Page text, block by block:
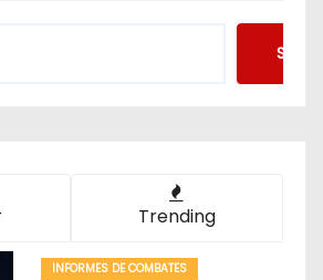
Trending
INFORMES DE COMBATES